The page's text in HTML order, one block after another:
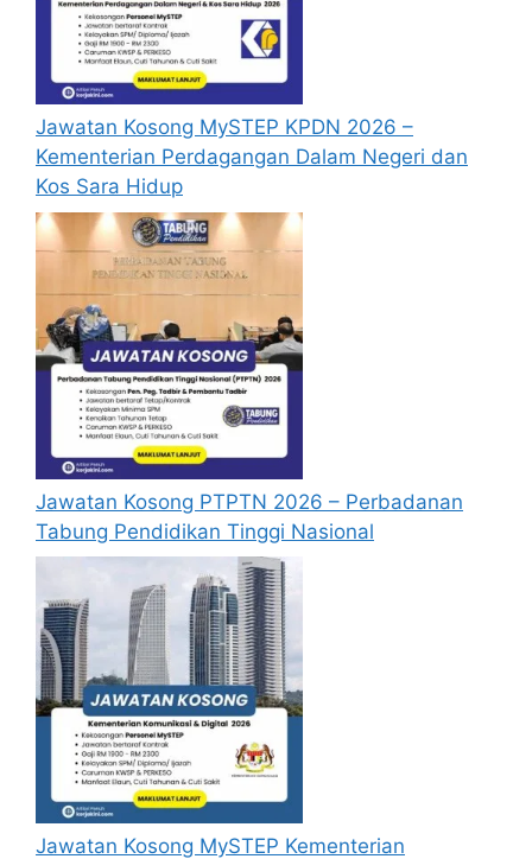
bulandari tarikh iklan ditutup hendaklah
menganggap permohonan mereka tidak
berjaya.
https://jobs.tnb.com.my/job/Program-Latihan-
Protege-Entreprenuer-Teknikal-TNB/608692801/
Jawatan Kosong MySTEP KPDN 2026 –
Kementerian Perdagangan Dalam Negeri dan
Kos Sara Hidup
Jawatan Kosong PTPTN 2026 – Perbadanan
Tabung Pendidikan Tinggi Nasional
Jawatan Kosong MySTEP Kementerian